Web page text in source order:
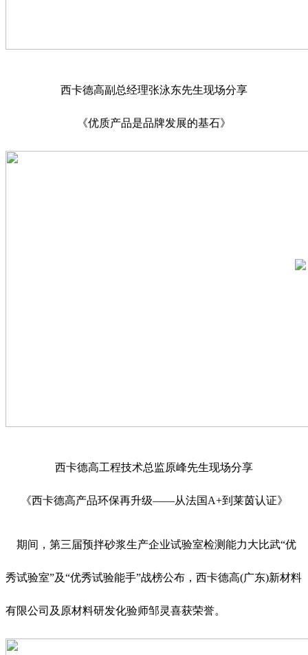
西卡德高副总经理张泳东先生现场分享
《优质产品是品牌发展的基石》
西卡德高工程技术总监原峰先生现场分享
《西卡德高产品环保再升级——从法国A+到莱茵认证》
期间，第三届预拌砂浆生产企业试验室检测能力大比武“优
秀试验室”及“优秀试验能手”战榜公布，西卡德高(广东)新材料
有限公司及原材料研发化验师邹灵喜获荣誉。